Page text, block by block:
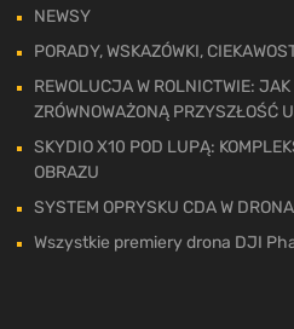
NEWSY
PORADY, WSKAZÓWKI,
REWOLUCJA W ROLNICTWIE:
ZRÓWNOWAŻONĄ PRZYSZŁOŚĆ
SKYDIO X10 POD LUPĄ:
OBRAZU
SYSTEM OPRYSKU CDA W
Wszystkie premiery drona DJI